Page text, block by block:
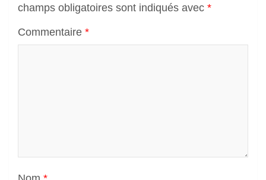
champs obligatoires sont indiqués avec *
Commentaire *